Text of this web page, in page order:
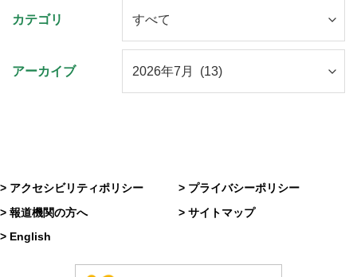
カテゴリ
アーカイブ
> アクセシビリティポリシー
> プライバシーポリシー
> 報道機関の方へ
> サイトマップ
> English